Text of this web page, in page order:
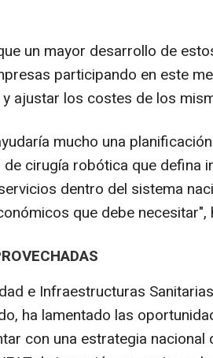
un mayor desarrollo de
participando en este
ajustar los costes de los
mucho una
cirugía robótica que defina
dentro del sistema
que debe necesitar",
e Infraestructuras
ha lamentado las
con una estrategia nacional